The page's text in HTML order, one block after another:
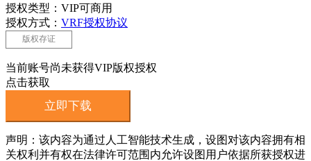
授权类型：VIP可商用
授权方式： VRF授权协议
版权存证
当前账号尚未获得VIP版权授权
点击获取
立即下载
声明：该内容为通过人工智能技术生成，设图对该内容拥有相
关权利并有权在法律许可范围内允许设图用户依据所获授权进